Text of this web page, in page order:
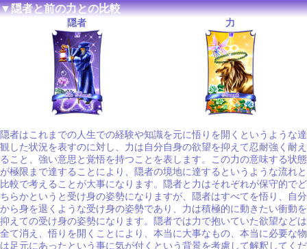
▼隠者と前の力との比較
隠者 力
隠者はこれまでの人生での経験や知識を元に悟りを開くというような達
観した状況を表すのに対し、力は自分自身の欲望を抑えて忍耐強く耐え
ること、強い意思と覚悟を持つことを表します。この力の意味する状態
が極限まで達することにより、隠者の境地に達するというような流れと
比較で考えることが大事になります。隠者と力はそれぞれが保守的でど
ちらかというと受け身の姿勢になりますが、隠者はすべてを悟り、自分
から身を退くような受け身の姿勢であり、力は積極的に動きたい衝動を
抑えての受け身の姿勢になります。隠者では力で抱いていた欲望などは
全て消え、悟りを開くことにより、本当に大事なもの、本当に必要な物
は足元にあったという事に気が付くという背景を考慮して解釈してくだ